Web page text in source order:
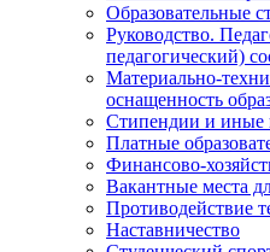
Образовательные
Руководство.
педагогический)
Материально-
оснащенность
Стипендии и иные
Платные
Финансово-
Вакантные места
Противодействие
Наставничество